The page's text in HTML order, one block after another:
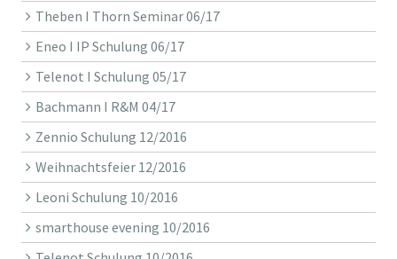
Theben I Thorn Seminar 06/17
Eneo I IP Schulung 06/17
Telenot I Schulung 05/17
Bachmann I R&M 04/17
Zennio Schulung 12/2016
Weihnachtsfeier 12/2016
Leoni Schulung 10/2016
smarthouse evening 10/2016